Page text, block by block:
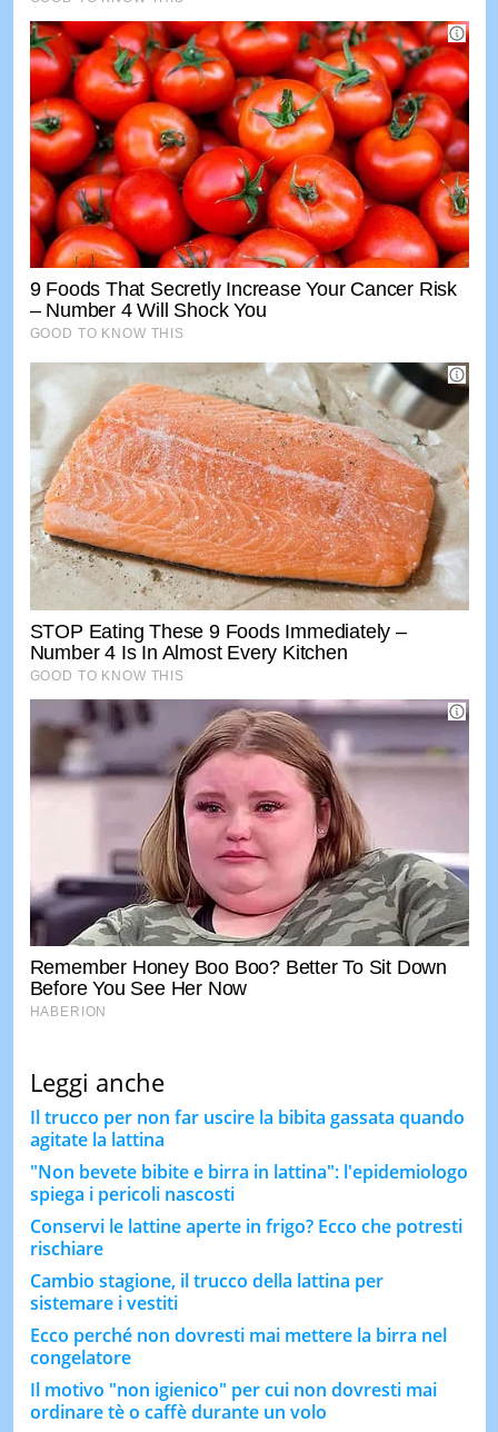
Leggi anche
Il trucco per non far uscire la bibita gassata quando
agitate la lattina
"Non bevete bibite e birra in lattina": l'epidemiologo
spiega i pericoli nascosti
Conservi le lattine aperte in frigo? Ecco che potresti
rischiare
Cambio stagione, il trucco della lattina per
sistemare i vestiti
Ecco perché non dovresti mai mettere la birra nel
congelatore
Il motivo "non igienico" per cui non dovresti mai
ordinare tè o caffè durante un volo